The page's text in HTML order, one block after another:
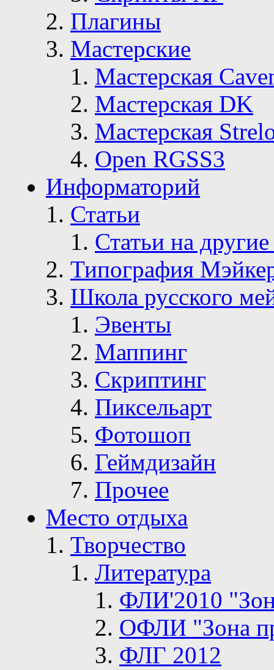
Плагины
Мастерские
Мастерская
Мастерская DK
Мастерская
Open RGSS3
Информаторий
Статьи
Статьи на
Типография
Школа русского
Эвенты
Маппинг
Скриптинг
Пиксельарт
Фотошоп
Геймдизайн
Прочее
Место отдыха
Творчество
Литература
ФЛИ'2010
ОФЛИ "Зона
ФЛГ 2012